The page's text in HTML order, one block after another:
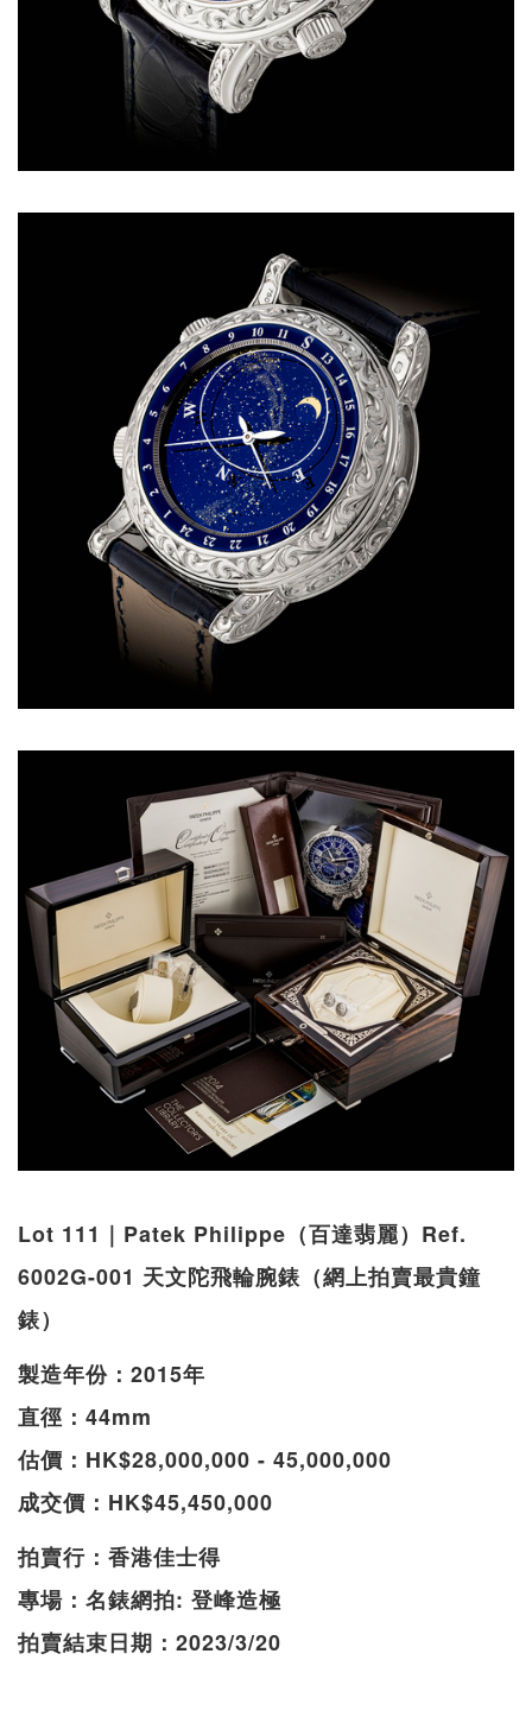
Lot 111｜Patek Philippe（百達翡麗）Ref.
6002G-001 天文陀飛輪腕錶（網上拍賣最貴鐘
錶）
製造年份：2015年
直徑：44mm
估價：HK$28,000,000 - 45,000,000
成交價：HK$45,450,000
拍賣行：香港佳士得
專場：名錶網拍: 登峰造極
拍賣結束日期：2023/3/20